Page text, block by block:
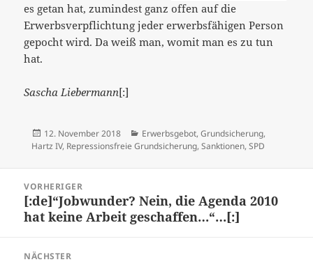
es getan hat, zumindest ganz offen auf die
Erwerbsverpflichtung jeder erwerbsfähigen Person
gepocht wird. Da weiß man, womit man es zu tun
hat.
Sascha Liebermann[:]
Veröffentlicht
am
12. November 2018 Kategorien
Erwerbsgebot, Grundsicherung,
Hartz IV, Repressionsfreie Grundsicherung, Sanktionen, SPD
VORHERIGER
Vorheriger
Beitrag:
[:de]“Jobwunder? Nein, die Agenda 2010
hat keine Arbeit geschaffen…“…[:]
NÄCHSTER